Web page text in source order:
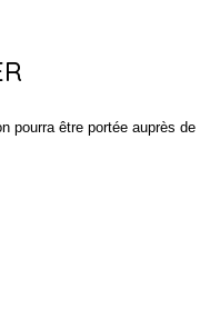
pourra être portée auprès de